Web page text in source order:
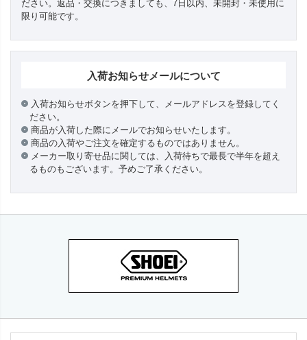
ださい。返品・交換につきましても、7日以内、未開封・未使用に
限り可能です。
入荷お知らせメールについて
入荷お知らせボタンを押下して、メールアドレスを登録してく
ださい。
商品が入荷した際にメールでお知らせいたします。
商品の入荷やご注文を確定するものではありません。
メーカー取り寄せ品に関しては、入荷待ちで最長で半年を超え
るものもございます。予めご了承ください。